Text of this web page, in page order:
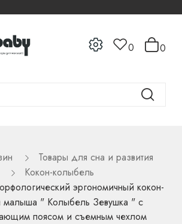
0 0
Товары для сна и развития
Кокон-колыбель
эргономичный кокон-
малыша " Колыбель Зевушка " с
поясом и съемным чехлом